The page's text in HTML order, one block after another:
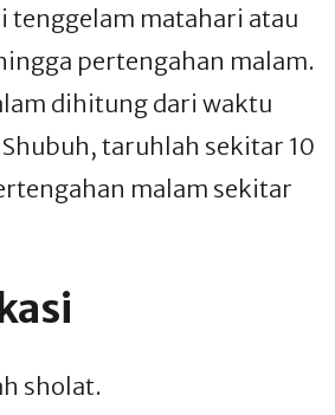
tenggelam matahari atau
pertengahan malam.
dihitung dari waktu
taruhlah sekitar 10
malam sekitar
sholat.